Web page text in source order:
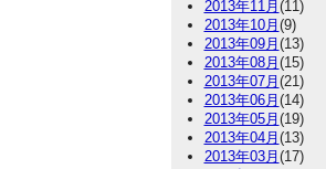
2013年11月 (11)
2013年10月 (9)
2013年09月 (13)
2013年08月 (15)
2013年07月 (21)
2013年06月 (14)
2013年05月 (19)
2013年04月 (13)
2013年03月 (17)